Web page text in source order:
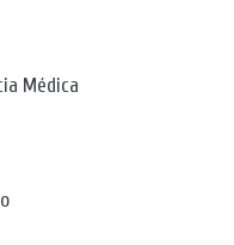
Médica